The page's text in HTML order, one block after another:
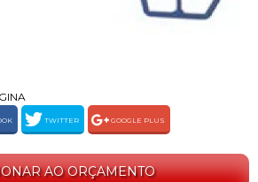
TWITTER GOOGLE PLUS
AO ORÇAMENTO